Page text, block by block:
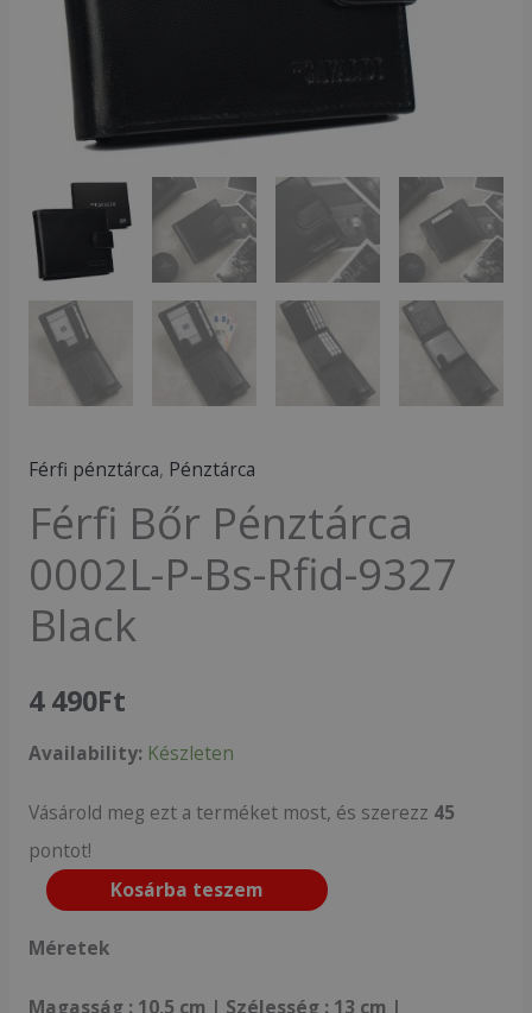
Férfi pénztárca, Pénztárca
Férfi Bőr Pénztárca
0002L-P-Bs-Rfid-9327
Black
4 490Ft
Availability: Készleten
Vásárold meg ezt a terméket most, és szerezz 45
pontot!
mennyiség
Kosárba teszem
Méretek
Magasság : 10,5 cm | Szélesség : 13 cm |